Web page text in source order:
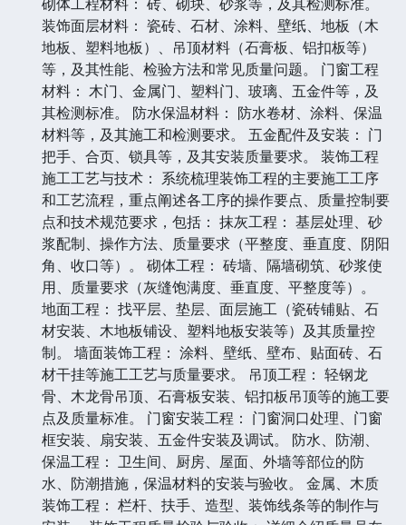
装饰面层材料： 瓷砖、石材、涂料、壁纸、地板（木
地板、塑料地板）、吊顶材料（石膏板、铝扣板等）
等，及其性能、检验方法和常见质量问题。 门窗工程
材料： 木门、金属门、塑料门、玻璃、五金件等，及
其检测标准。 防水保温材料： 防水卷材、涂料、保温
材料等，及其施工和检测要求。 五金配件及安装： 门
把手、合页、锁具等，及其安装质量要求。 装饰工程
施工工艺与技术： 系统梳理装饰工程的主要施工工序
和工艺流程，重点阐述各工序的操作要点、质量控制要
点和技术规范要求，包括： 抹灰工程： 基层处理、砂
浆配制、操作方法、质量要求（平整度、垂直度、阴阳
角、收口等）。 砌体工程： 砖墙、隔墙砌筑、砂浆使
用、质量要求（灰缝饱满度、垂直度、平整度等）。
地面工程： 找平层、垫层、面层施工（瓷砖铺贴、石
材安装、木地板铺设、塑料地板安装等）及其质量控
制。 墙面装饰工程： 涂料、壁纸、壁布、贴面砖、石
材干挂等施工工艺与质量要求。 吊顶工程： 轻钢龙
骨、木龙骨吊顶、石膏板安装、铝扣板吊顶等的施工要
点及质量标准。 门窗安装工程： 门窗洞口处理、门窗
框安装、扇安装、五金件安装及调试。 防水、防潮、
保温工程： 卫生间、厨房、屋面、外墙等部位的防
水、防潮措施，保温材料的安装与验收。 金属、木质
装饰工程： 栏杆、扶手、造型、装饰线条等的制作与